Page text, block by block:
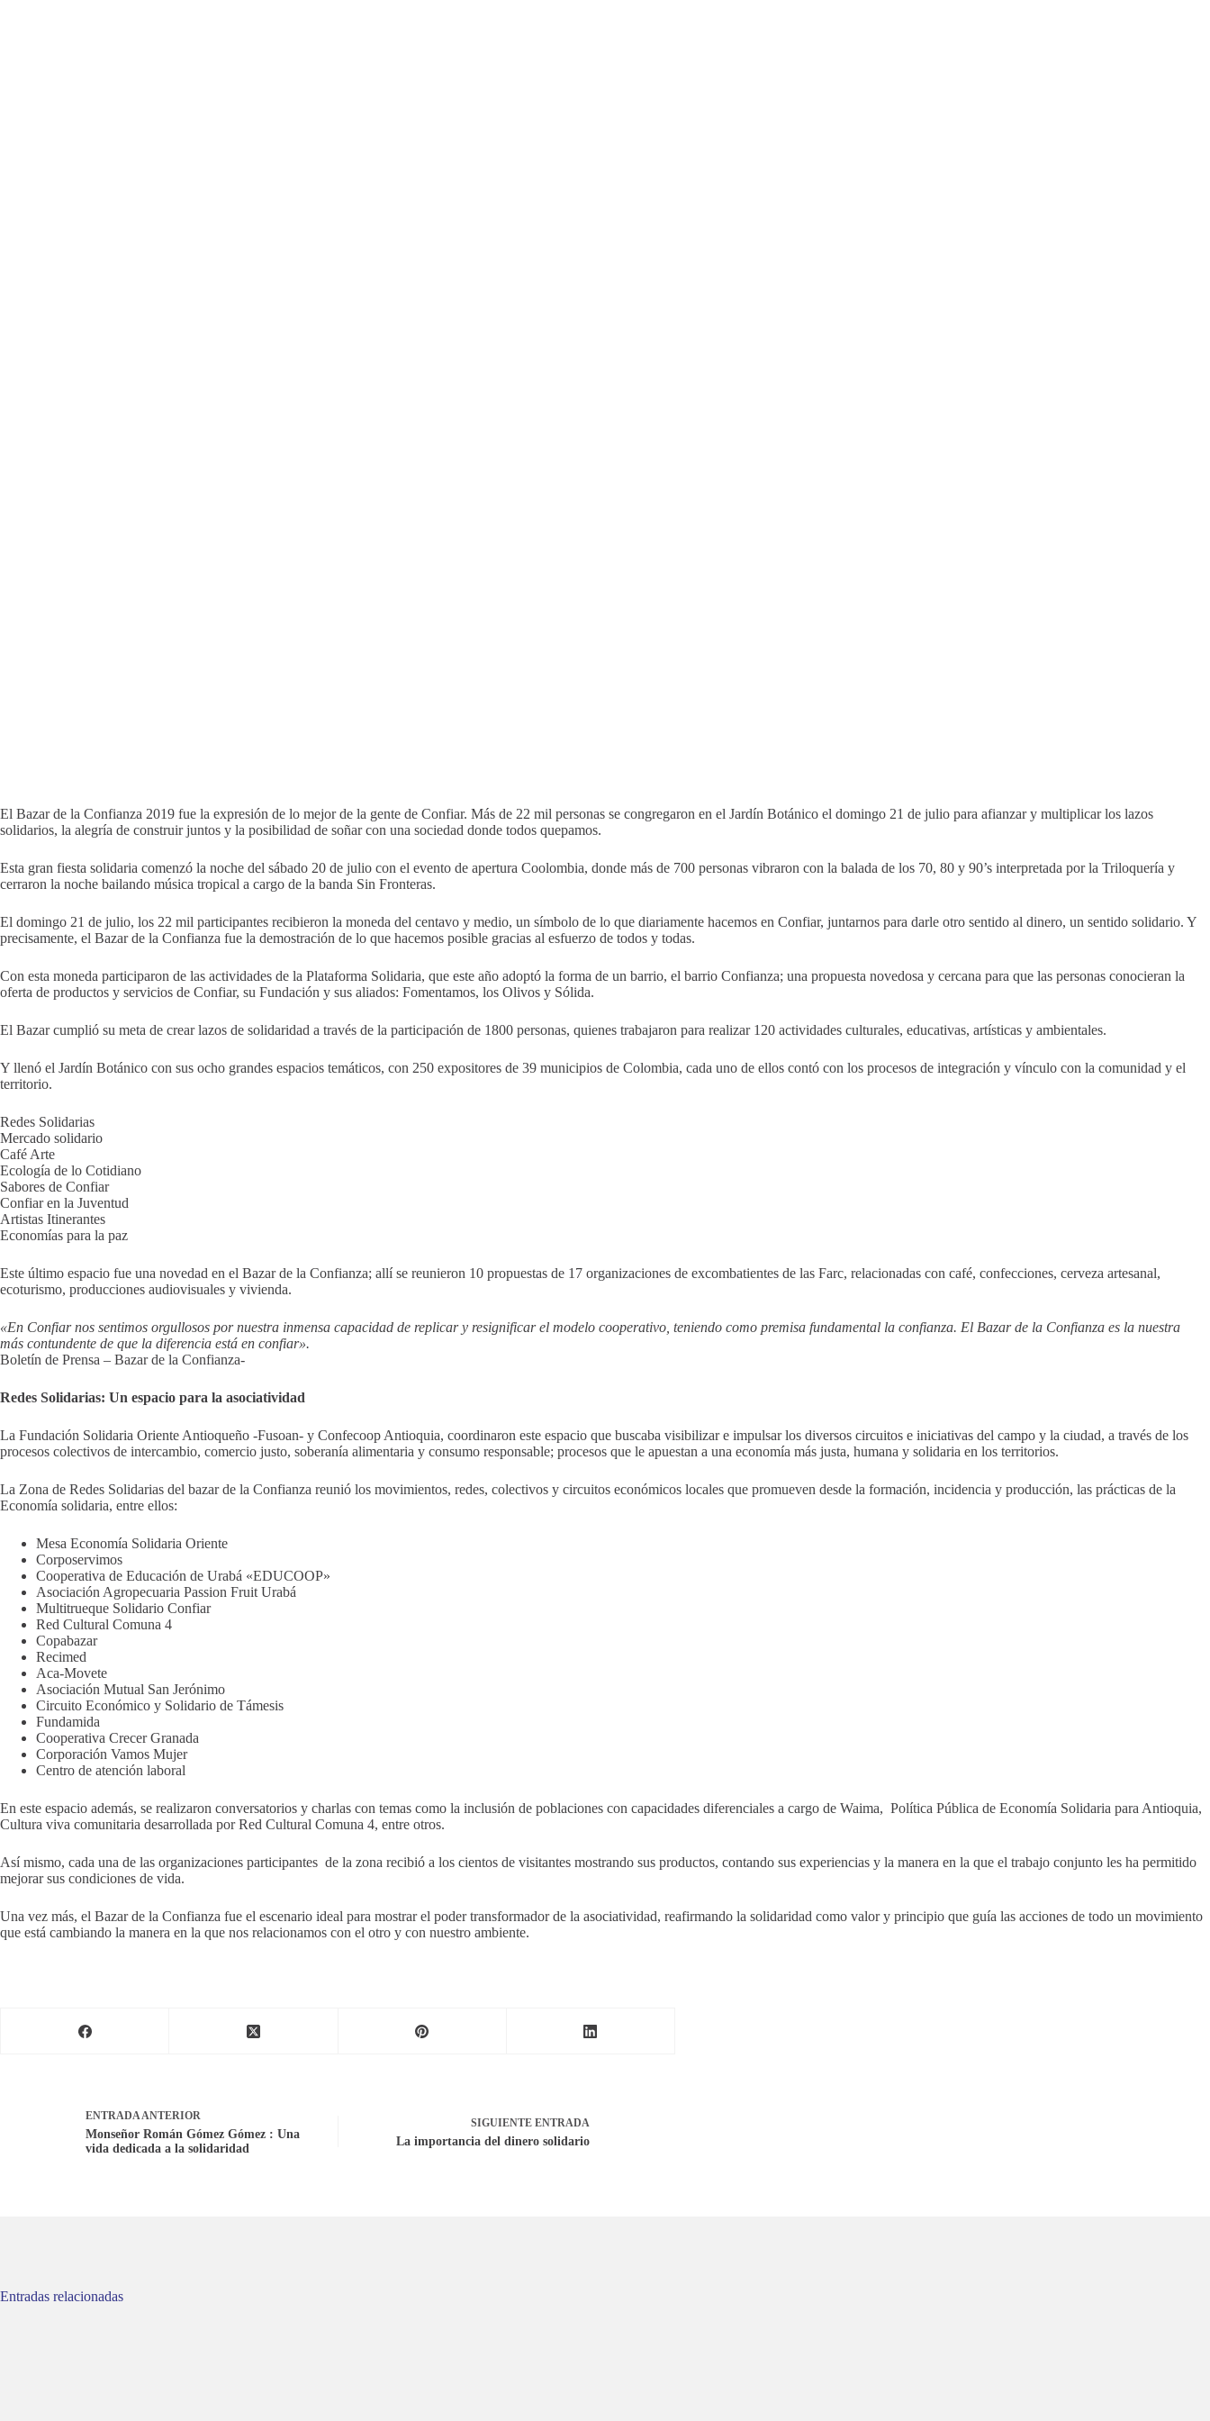
El Bazar de la Confianza 2019 fue la expresión de lo mejor de la gente de Confiar. Más de 22 mil personas se congregaron en el Jardín Botánico el domingo 21 de julio para afianzar y multiplicar los lazos
solidarios, la alegría de construir juntos y la posibilidad de soñar con una sociedad donde todos quepamos.
Esta gran fiesta solidaria comenzó la noche del sábado 20 de julio con el evento de apertura Coolombia, donde más de 700 personas vibraron con la balada de los 70, 80 y 90’s interpretada por la Triloquería y
cerraron la noche bailando música tropical a cargo de la banda Sin Fronteras.
El domingo 21 de julio, los 22 mil participantes recibieron la moneda del centavo y medio, un símbolo de lo que diariamente hacemos en Confiar, juntarnos para darle otro sentido al dinero, un sentido solidario. Y
precisamente, el Bazar de la Confianza fue la demostración de lo que hacemos posible gracias al esfuerzo de todos y todas.
Con esta moneda participaron de las actividades de la Plataforma Solidaria, que este año adoptó la forma de un barrio, el barrio Confianza; una propuesta novedosa y cercana para que las personas conocieran la
oferta de productos y servicios de Confiar, su Fundación y sus aliados: Fomentamos, los Olivos y Sólida.
El Bazar cumplió su meta de crear lazos de solidaridad a través de la participación de 1800 personas, quienes trabajaron para realizar 120 actividades culturales, educativas, artísticas y ambientales.
Y llenó el Jardín Botánico con sus ocho grandes espacios temáticos, con 250 expositores de 39 municipios de Colombia, cada uno de ellos contó con los procesos de integración y vínculo con la comunidad y el
territorio.
Redes Solidarias
Mercado solidario
Café Arte
Ecología de lo Cotidiano
Sabores de Confiar
Confiar en la Juventud
Artistas Itinerantes
Economías para la paz
Este último espacio fue una novedad en el Bazar de la Confianza; allí se reunieron 10 propuestas de 17 organizaciones de excombatientes de las Farc, relacionadas con café, confecciones, cerveza artesanal,
ecoturismo, producciones audiovisuales y vivienda.
«En Confiar nos sentimos orgullosos por nuestra inmensa capacidad de replicar y resignificar el modelo cooperativo, teniendo como premisa fundamental la confianza. El Bazar de la Confianza es la nuestra
más contundente de que la diferencia está en confiar».
Boletín de Prensa – Bazar de la Confianza-
Redes Solidarias: Un espacio para la asociatividad
La Fundación Solidaria Oriente Antioqueño -Fusoan- y Confecoop Antioquia, coordinaron este espacio ​que buscaba ​visibilizar e impulsar los diversos circuitos e iniciativas del campo y la ciudad, a través de los
procesos colectivos de intercambio​, comercio justo, soberanía alimentaria y consumo responsable​; procesos​ que le apuestan a una economía más justa, humana y solidaria en los territorios.
La Zona de Redes Solidarias del bazar de la Confianza reunió los movimientos, redes, colectivos y circuitos económicos locales que promueven desde la formación, incidencia y producción, las prácticas de la
Economía solidaria, entre ellos:
Mesa Economía Solidaria Oriente
Corposervimos
Cooperativa de Educación de Urabá «EDUCOOP»
Asociación Agropecuaria Passion Fruit Urabá
Multitrueque Solidario Confiar
Red Cultural Comuna 4
Copabazar
Recimed
Aca-Movete
Asociación Mutual San Jerónimo
Circuito Económico y Solidario de Támesis
Fundamida
Cooperativa Crecer Granada
Corporación Vamos Mujer
Centro de atención laboral
En este espacio además, se realizaron conversatorios y charlas con temas como la inclusión de poblaciones con capacidades diferenciales a cargo de Waima, Política Pública de Economía Solidaria para Antioquia,
Cultura viva comunitaria desarrollada por Red Cultural Comuna 4, entre otros.
Así mismo, cada una de las organizaciones participantes de la zona recibió a los cientos de visitantes mostrando sus productos, contando sus experiencias y la manera en la que el trabajo conjunto les ha permitido
mejorar sus condiciones de vida.
Una vez más, el Bazar de la Confianza fue el escenario ideal para mostrar el poder transformador de la asociatividad, reafirmando la solidaridad como valor y principio que guía las acciones de todo un movimiento
que está cambiando la manera en la que nos relacionamos con el otro y con nuestro ambiente.
ENTRADA ANTERIOR
Monseñor Román Gómez Gómez : Una
vida dedicada a la solidaridad
SIGUIENTE ENTRADA
La importancia del dinero solidario
Entradas relacionadas